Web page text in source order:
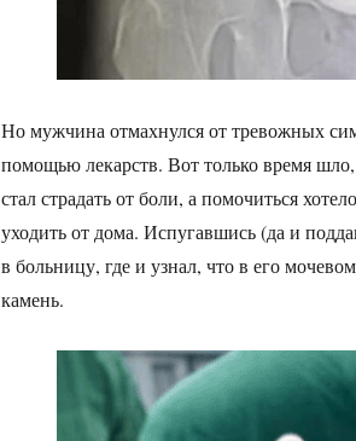
Но мужчина отмахнулся от тревожных
помощью лекарств. Вот только время
стал страдать от боли, а помочиться
уходить от дома. Испугавшись (да и
в больницу, где и узнал, что в его
камень.